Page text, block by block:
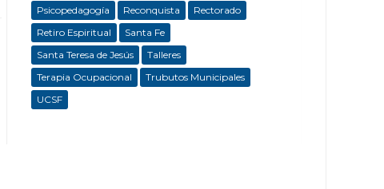
Psicopedagogía
Reconquista
Rectorado
Retiro Espiritual
Santa Fe
Santa Teresa de Jesús
Talleres
Terapia Ocupacional
Trubutos Municipales
UCSF